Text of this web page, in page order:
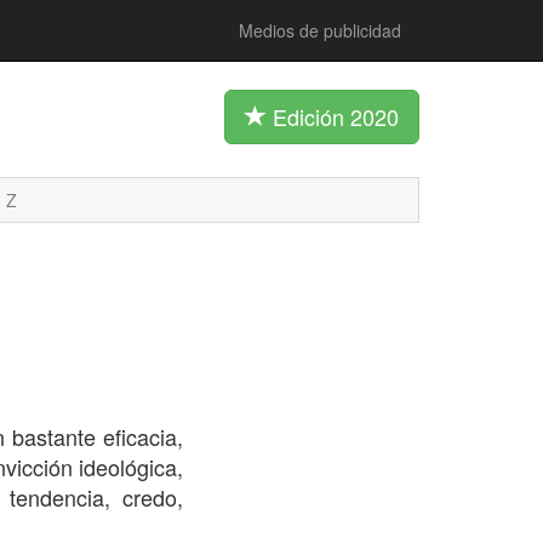
Medios de publicidad
Edición 2020
Z
bastante eficacia,
ideológica,
credo,